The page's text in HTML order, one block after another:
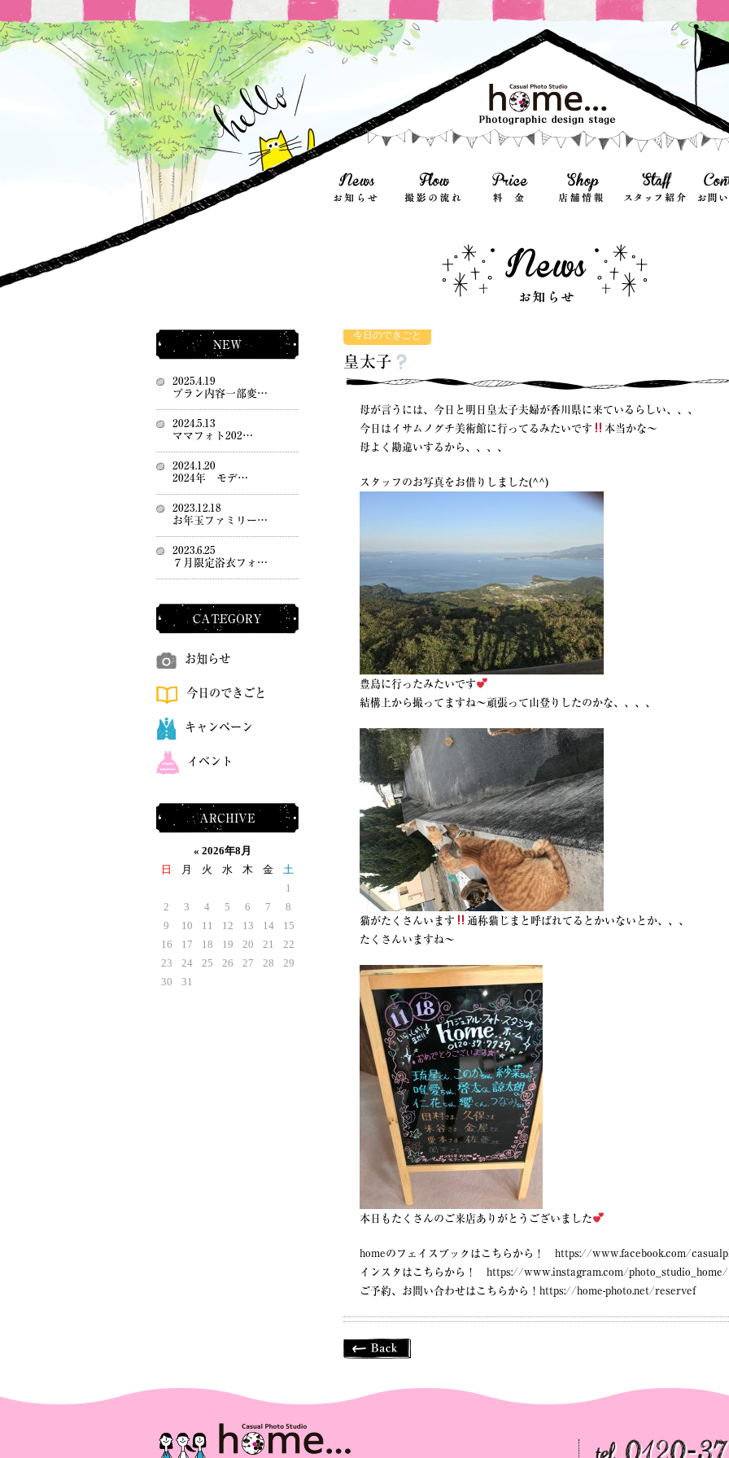
今日のできごと
皇太子
母が言うには、今日と明日皇太子夫婦が香川県に来ているらしい、、、
今日はイサムノグチ美術館に行ってるみたいです
本当かな〜
母よく勘違いするから、、、、
スタッフのお写真をお借りしました(^^)
豊島に行ったみたいです
結構上から撮ってますね〜頑張って山登りしたのかな、、、、
猫がたくさんいます
通称猫じまと呼ばれてるとかいないとか、、、
たくさんいますね〜
本日もたくさんのご来店ありがとうございました
homeのフェイスブックはこちらから！ https://www.facebook.com/
インスタはこちらから！ https://www.instagram.com/photo_studio_home/
ご予約、お問い合わせはこちらから！https://home-photo.net/reservef
NEW
2025.4.19
プラン内容一部変…
2024.5.13
ママフォト202…
2024.1.20
2024年 モデ…
2023.12.18
お年玉ファミリー…
2023.6.25
７月限定浴衣フォ…
CATEGORY
お知らせ
今日のできごと
キャンペーン
イベント
ARCHIVE
« 2026年8月
日
月 火 水 木 金
土
1
2
3 4 5 6 7
8
9
10 11 12 13 14
15
16
17 18 19 20 21
22
23
24 25 26 27 28
29
30
31